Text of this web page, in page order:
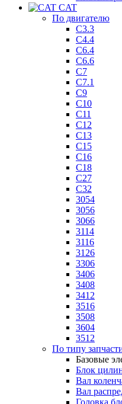
CAT
По двигателю
C3.3
C4.4
C6.4
C6.6
C7
C7.1
C9
C10
C11
C12
C13
C15
C16
C18
C27
C32
3054
3056
3066
3114
3116
3126
3306
3406
3408
3412
3516
3508
3604
3512
По типу
Базовые
Блок
Вал
Вал
Головка